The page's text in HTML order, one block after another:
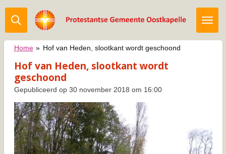
Ga
direct
naar
de
hoofdinhoud
Home » Hof van Heden, slootkant wordt geschoond
Hof van Heden, slootkant wordt
geschoond
Gepubliceerd op 30 november 2018 om 16:00